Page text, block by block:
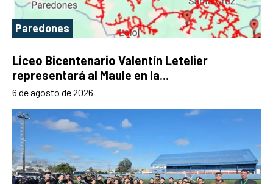
Paredones
Liceo Bicentenario Valentín Letelier
representará al Maule en la...
6 de agosto de 2026